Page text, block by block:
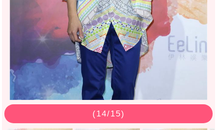
(14/15)